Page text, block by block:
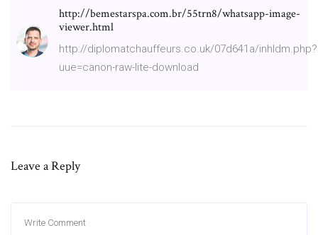
http://bemestarspa.com.br/55trn8/whatsapp-image-
viewer.html
http://diplomatchauffeurs.co.uk/07d641a/inhldm.php?
uue=canon-raw-lite-download
Leave a Reply